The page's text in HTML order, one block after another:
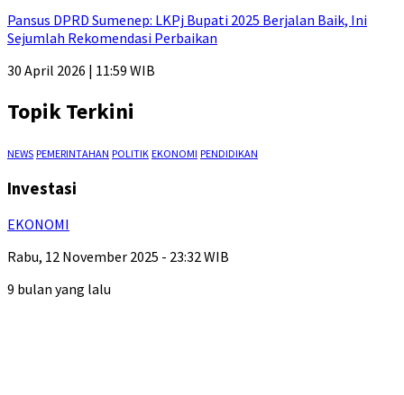
Pansus DPRD Sumenep: LKPj Bupati 2025 Berjalan Baik, Ini
Sejumlah Rekomendasi Perbaikan
30 April 2026 | 11:59 WIB
Topik Terkini
NEWS PEMERINTAHAN POLITIK EKONOMI PENDIDIKAN
Investasi
EKONOMI
Rabu, 12 November 2025 - 23:32 WIB
9 bulan yang lalu